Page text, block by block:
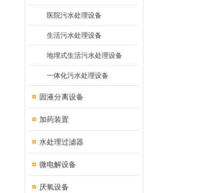
医院污水处理设备
生活污水处理设备
地埋式生活污水处理设备
一体化污水处理设备
固液分离设备
加药装置
水处理过滤器
微电解设备
厌氧设备